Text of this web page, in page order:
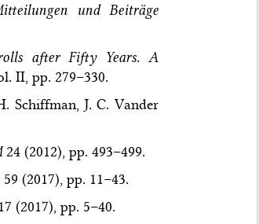
und Beiträge
after Fifty Years. A
II, pp. 279–330.
Schiffman, J. C. Vander
24 (2012), pp. 493–499.
59 (2017), pp. 11–43.
(2017), pp. 5–40.